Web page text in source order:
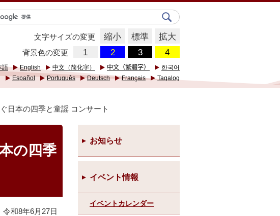
文字サイズの変更 縮小 標準 拡大
背景色の変更
語 English 中文（简化字） 中文（繁體字）
한국어
Español
Português Deutsch Français Tagalog
日本の四季と童謡 コンサート
の四季
和8年6月27日
お知らせ
イベント情報
イベントカレンダー